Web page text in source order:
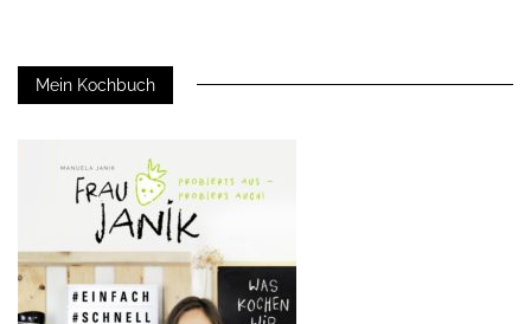
Mein Kochbuch